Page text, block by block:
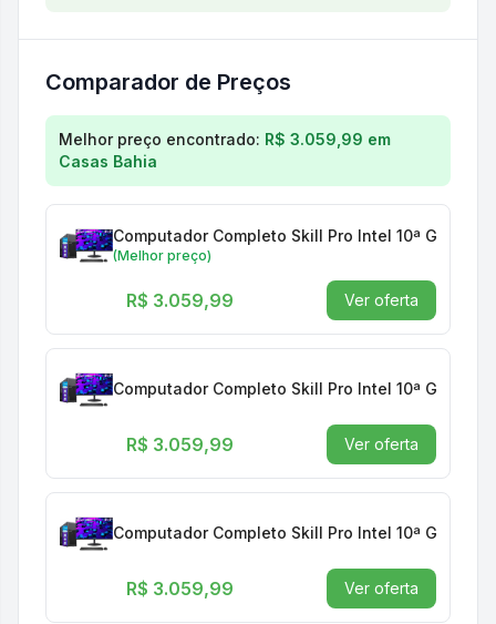
Comparador de Preços
Comparação de preços para Computador
Melhor preço encontrado: R$ 3.059,99 em
Casas Bahia
Computador Completo Skill Pro Intel 10ª
(Melhor preço)
R$ 3.059,99 Ver oferta
Computador Completo Skill Pro Intel 10ª
R$ 3.059,99 Ver oferta
Computador Completo Skill Pro Intel 10ª
R$ 3.059,99 Ver oferta